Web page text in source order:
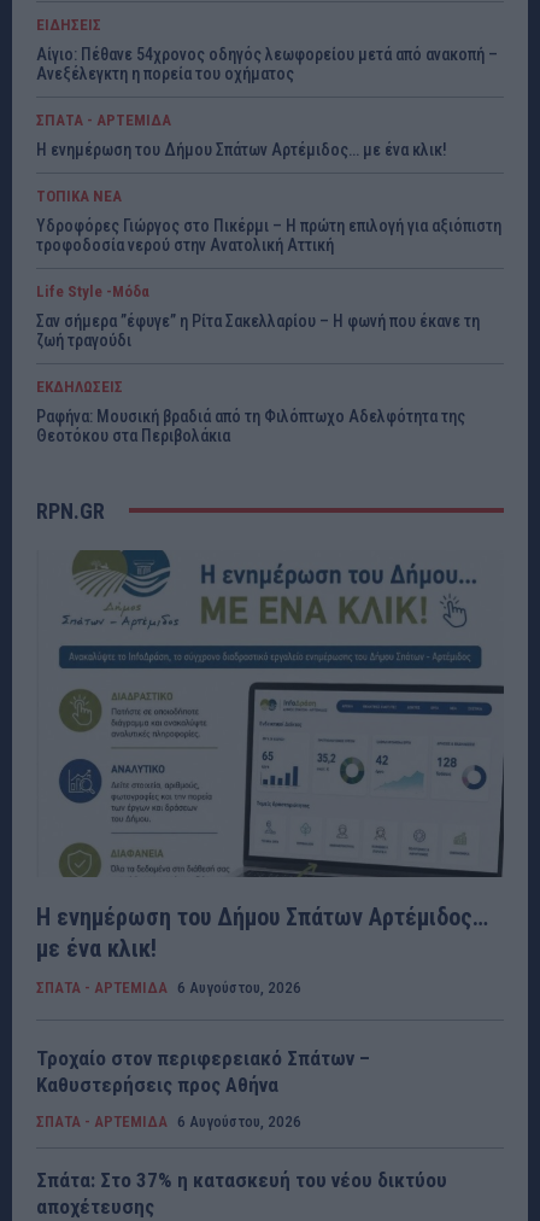
ΕΙΔΗΣΕΙΣ
Αίγιο: Πέθανε 54χρονος οδηγός λεωφορείου μετά από ανακοπή –
Ανεξέλεγκτη η πορεία του οχήματος
ΣΠΑΤΑ - ΑΡΤΕΜΙΔΑ
Η ενημέρωση του Δήμου Σπάτων Αρτέμιδος… με ένα κλικ!
ΤΟΠΙΚΑ ΝΕΑ
Υδροφόρες Γιώργος στο Πικέρμι – Η πρώτη επιλογή για αξιόπιστη
τροφοδοσία νερού στην Ανατολική Αττική
Life Style -Μόδα
Σαν σήμερα ”έφυγε” η Ρίτα Σακελλαρίου – Η φωνή που έκανε τη
ζωή τραγούδι
ΕΚΔΗΛΩΣΕΙΣ
Ραφήνα: Μουσική βραδιά από τη Φιλόπτωχο Αδελφότητα της
Θεοτόκου στα Περιβολάκια
RPN.GR
Η ενημέρωση του Δήμου Σπάτων Αρτέμιδος…
με ένα κλικ!
ΣΠΑΤΑ - ΑΡΤΕΜΙΔΑ 6 Αυγούστου, 2026
Τροχαίο στον περιφερειακό Σπάτων –
Καθυστερήσεις προς Αθήνα
ΣΠΑΤΑ - ΑΡΤΕΜΙΔΑ 6 Αυγούστου, 2026
Σπάτα: Στο 37% η κατασκευή του νέου δικτύου
αποχέτευσης